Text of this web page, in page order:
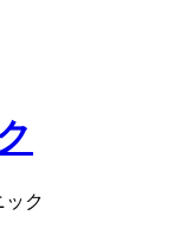
ック